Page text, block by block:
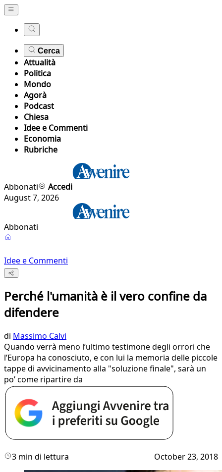
Cerca
Attualità
Politica
Mondo
Agorà
Podcast
Chiesa
Idee e Commenti
Economia
Rubriche
Abbonati
Accedi
August 7, 2026
Abbonati
Idee e Commenti
Perché l'umanità è il vero confine da
difendere
di Massimo Calvi
Quando verrà meno l’ultimo testimone degli orrori che
l’Europa ha conosciuto, e con lui la memoria delle piccole
tappe di avvicinamento alla "soluzione finale", sarà un
po’ come ripartire da
3 min di lettura October 23, 2018